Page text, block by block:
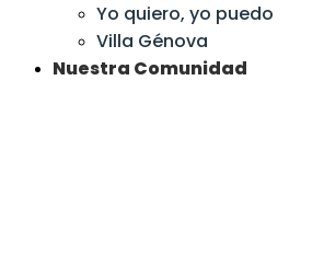
Yo quiero, yo puedo
Villa Génova
Nuestra Comunidad